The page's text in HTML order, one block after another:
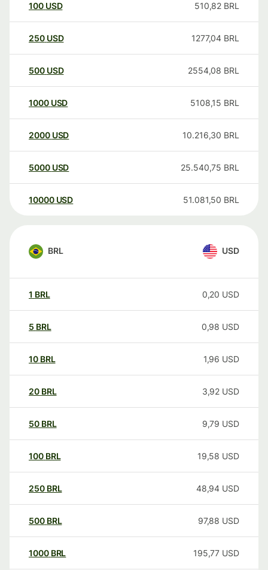
100 USD 510,82 BRL
250 USD 1277,04 BRL
500 USD 2554,08 BRL
1000 USD 5108,15 BRL
2000 USD 10.216,30 BRL
5000 USD 25.540,75 BRL
10000 USD 51.081,50 BRL
BRL USD
1 BRL 0,20 USD
5 BRL 0,98 USD
10 BRL 1,96 USD
20 BRL 3,92 USD
50 BRL 9,79 USD
100 BRL 19,58 USD
250 BRL 48,94 USD
500 BRL 97,88 USD
1000 BRL 195,77 USD